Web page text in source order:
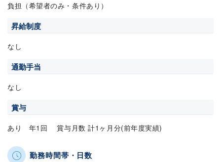
負担（希望者のみ・条件あり）
昇給制度
なし
通勤手当
なし
賞与
あり 年1回 賞与月数 計1ヶ月分(前年度実績)
勤務時間帯・日数